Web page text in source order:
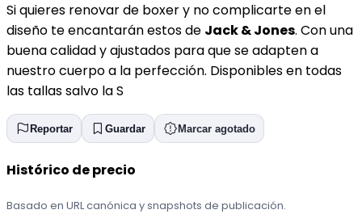
Si quieres renovar de boxer y no complicarte en el
diseño te encantarán estos de Jack & Jones. Con una
buena calidad y ajustados para que se adapten a
nuestro cuerpo a la perfección. Disponibles en todas
las tallas salvo la S
Reportar Guardar Marcar agotado
Histórico de precio
Basado en URL canónica y snapshots de publicación.